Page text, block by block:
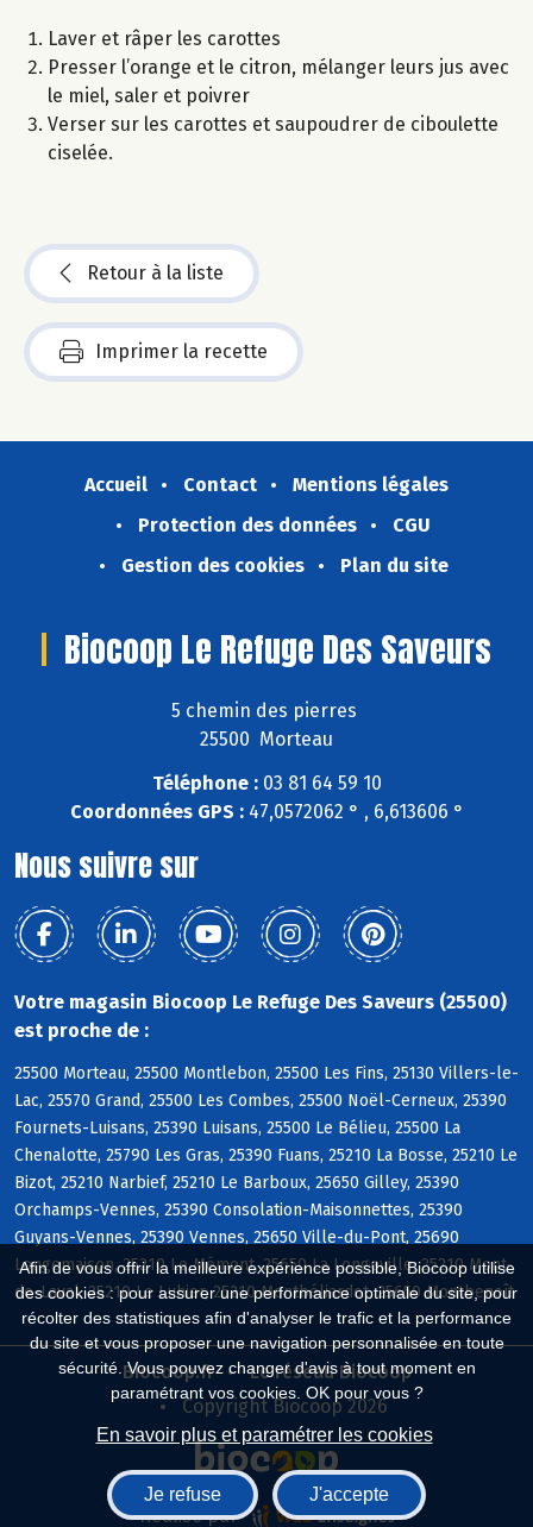
Afin de vous offrir la meilleure expérience possible, Biocoop utilise
des cookies : pour assurer une performance optimale du site, pour
récolter des statistiques afin d'analyser le trafic et la performance
du site et vous proposer une navigation personnalisée en toute
sécurité. Vous pouvez changer d'avis à tout moment en
paramétrant vos cookies. OK pour vous ?
En savoir plus et paramétrer les cookies
Je refuse J'accepte
Laver et râper les carottes
Presser l’orange et le citron, mélanger leurs jus avec
le miel, saler et poivrer
Verser sur les carottes et saupoudrer de ciboulette
ciselée.
Retour à la liste
Imprimer la recette
Accueil Contact
Mentions légales
Protection des données
CGU
Gestion des cookies
Plan du site
Biocoop Le Refuge Des Saveurs
5 chemin des pierres
25500 Morteau
Téléphone :03 81 64 59 10
Coordonnées GPS :47,0572062 ° , 6,613606 °
Nous suivre sur
Votre magasin Biocoop Le Refuge Des Saveurs (25500)
est proche de :
25500 Morteau, 25500 Montlebon, 25500 Les Fins, 25130 Villers-le-
Lac, 25570 Grand, 25500 Les Combes, 25500 Noël-Cerneux, 25390
Fournets-Luisans, 25390 Luisans, 25500 Le Bélieu, 25500 La
Chenalotte, 25790 Les Gras, 25390 Fuans, 25210 La Bosse, 25210 Le
Bizot, 25210 Narbief, 25210 Le Barboux, 25650 Gilley, 25390
Orchamps-Vennes, 25390 Consolation-Maisonnettes, 25390
Guyans-Vennes, 25390 Vennes, 25650 Ville-du-Pont, 25690
Longemaison, 25210 Le Mémont, 25650 La Longeville, 25210 Mont-
de-Laval, 25210 Le Luhier, 25210 Montbéliardot, 25650 Montbenoît
Biocoop.fr
Le réseau Biocoop
Copyright Biocoop 2026
Réalisé par